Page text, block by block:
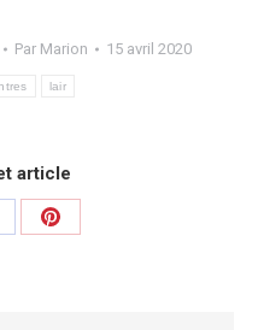
Par Marion 15 avril 2020
lair
article